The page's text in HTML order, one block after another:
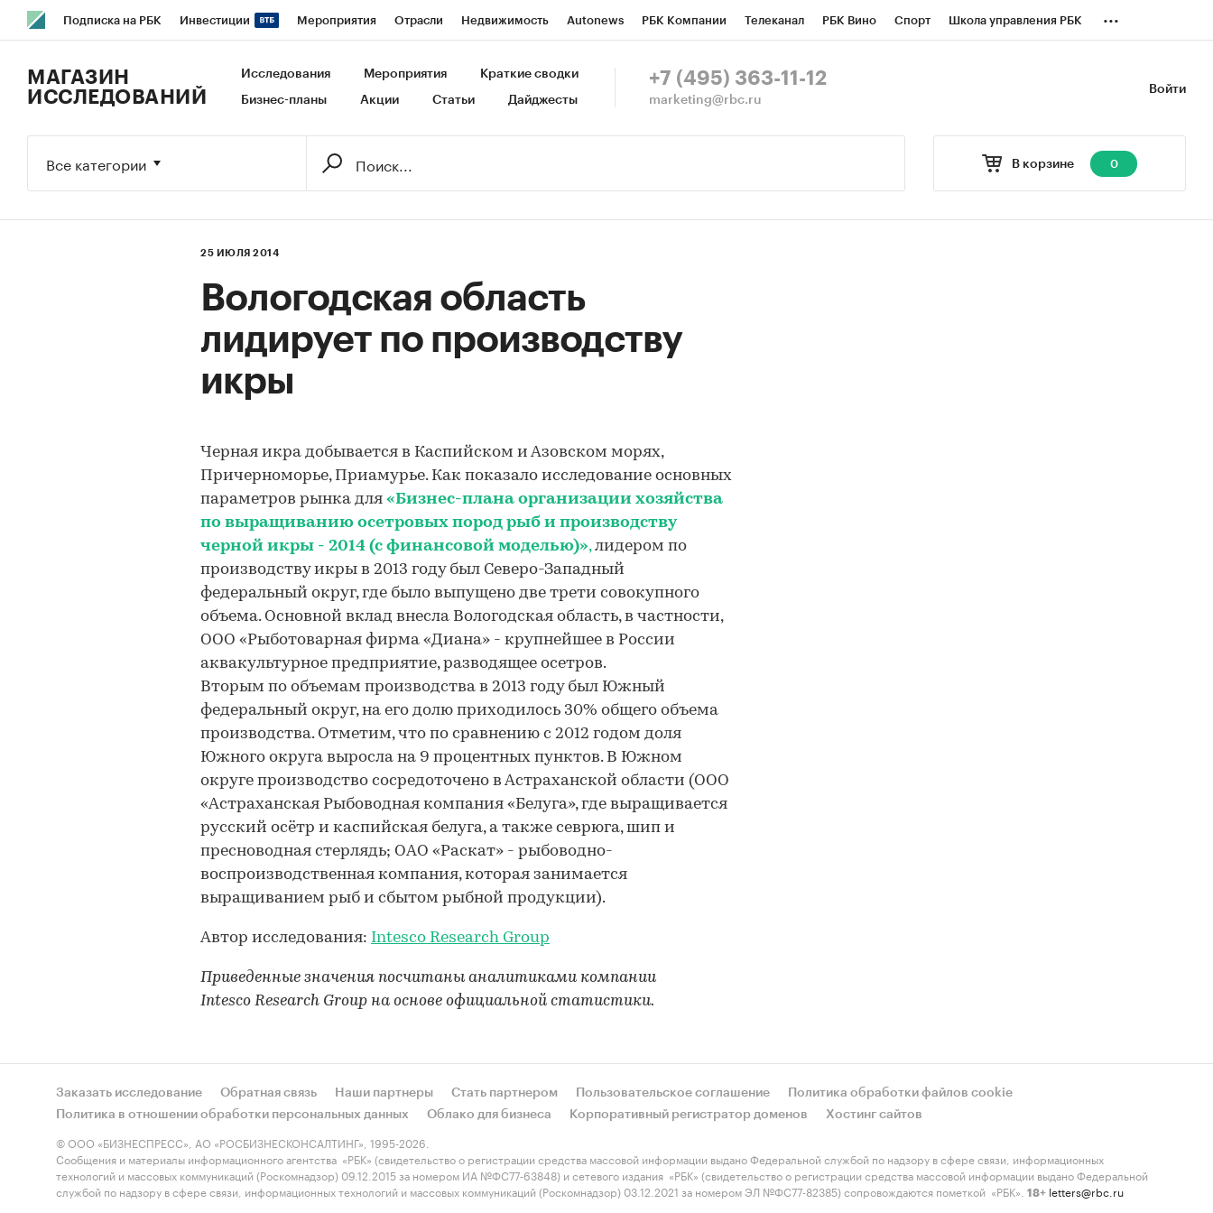
Подписка на РБК Инвестиции Мероприятия Отрасли Недвижимость Autonews РБК Компании Телеканал РБК Вино Спорт Школа управления РБК
Исследования Кредитные рейтинги Франшизы Газета Спецпроекты СПб Конференции СПб Спецпроекты
...
Войти
МАГАЗИН
ИССЛЕДОВАНИЙ
Исследования Мероприятия Краткие сводки
Бизнес-планы Акции Статьи Дайджесты
+7 (495) 363-11-12
marketing@rbc.ru
В корзине 0
Все категории
25 ИЮЛЯ 2014
Вологодская область
лидирует по производству
икры
Черная икра добывается в Каспийском и Азовском морях,
Причерноморье, Приамурье. Как показало исследование основных
параметров рынка для «Бизнес-плана организации хозяйства
по выращиванию осетровых пород рыб и производству
черной икры - 2014 (с финансовой моделью)»,лидером по
производству икры в 2013 году был Северо-Западный
федеральный округ, где было выпущено две трети совокупного
объема. Основной вклад внесла Вологодская область, в частности,
ООО «Рыботоварная фирма «Диана» - крупнейшее в России
аквакультурное предприятие, разводящее осетров.
Вторым по объемам производства в 2013 году был Южный
федеральный округ, на его долю приходилось 30% общего объема
производства. Отметим, что по сравнению с 2012 годом доля
Южного округа выросла на 9 процентных пунктов. В Южном
округе производство сосредоточено в Астраханской области (ООО
«Астраханская Рыбоводная компания «Белуга», где выращивается
русский осётр и каспийская белуга, а также севрюга, шип и
пресноводная стерлядь; ОАО «Раскат» - рыбоводно-
воспроизводственная компания, которая занимается
выращиванием рыб и сбытом рыбной продукции).
Автор исследования: Intesco Research Group
Приведенные значения посчитаны аналитиками компании
Intesco Research Group на основе официальной статистики.
Заказать исследование Обратная связь Наши партнеры Стать партнером Пользовательское соглашение
Политика обработки файлов cookie
Политика в отношении обработки персональных данных
Облако для бизнеса Корпоративный регистратор доменов Хостинг сайтов
© ООО «БИЗНЕСПРЕСС», АО «РОСБИЗНЕСКОНСАЛТИНГ», 1995-2026.
Сообщения и материалы информационного агентства «РБК» (свидетельство о регистрации средства массовой информации выдано Федеральной службой по надзору в сфере связи, информационных
технологий и массовых коммуникаций (Роскомнадзор) 09.12.2015 за номером ИА №ФС77-63848) и сетевого издания «РБК» (свидетельство о регистрации средства массовой информации выдано Федеральной
службой по надзору в сфере связи, информационных технологий и массовых коммуникаций (Роскомнадзор) 03.12.2021 за номером ЭЛ №ФС77-82385) сопровождаются пометкой «РБК».
18+ letters@rbc.ru